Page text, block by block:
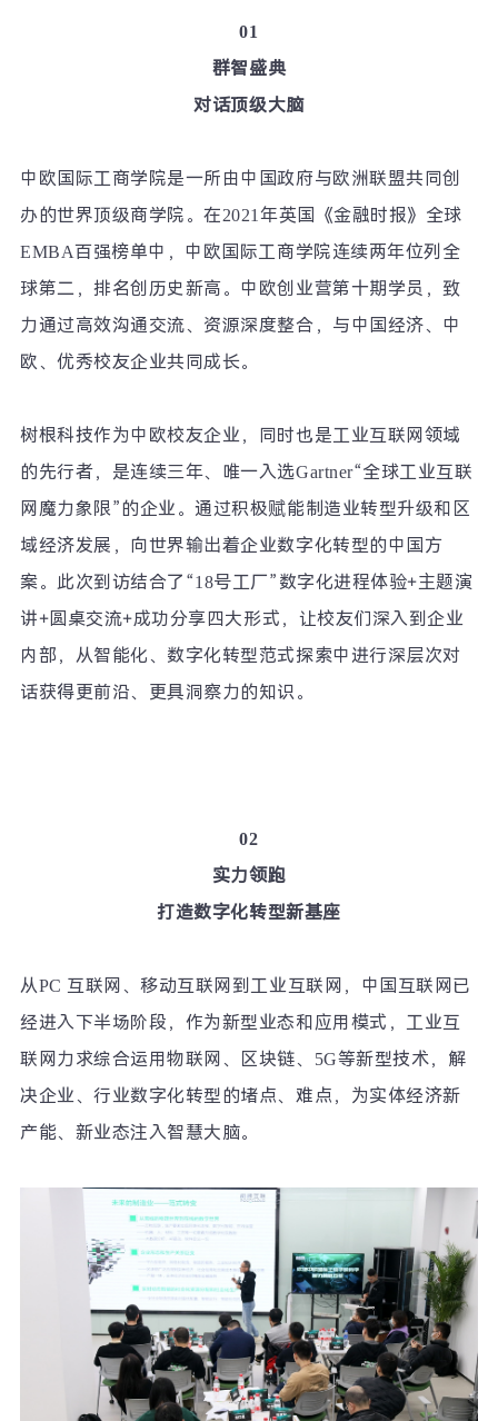
01
群智盛典
对话顶级大脑
中欧国际工商学院是一所由中国政府与欧洲联盟共同创
办的世界顶级商学院。在2021年英国《金融时报》全球
EMBA百强榜单中，中欧国际工商学院连续两年位列全
球第二，排名创历史新高。中欧创业营第十期学员，致
力通过高效沟通交流、资源深度整合，与中国经济、中
欧、优秀校友企业共同成长。
树根科技作为中欧校友企业，同时也是工业互联网领域
的先行者，是连续三年、唯一入选Gartner“全球工业互联
网魔力象限”的企业。通过积极赋能制造业转型升级和区
域经济发展，向世界输出着企业数字化转型的中国方
案。此次到访结合了 “18号工厂” 数字化进程体验+主题演
讲+圆桌交流+成功分享四大形式，让校友们深入到企业
内部，从智能化、数字化转型范式探索中进行深层次对
话获得更前沿、更具洞察力的知识。
02
实力领跑
打造数字化转型新基座
从PC 互联网、移动互联网到工业互联网，中国互联网已
经进入下半场阶段，作为新型业态和应用模式，工业互
联网力求综合运用物联网、区块链、 5G等新型技术，解
决企业、行业数字化转型的堵点、难点，为实体经济新
产能、新业态注入智慧大脑。